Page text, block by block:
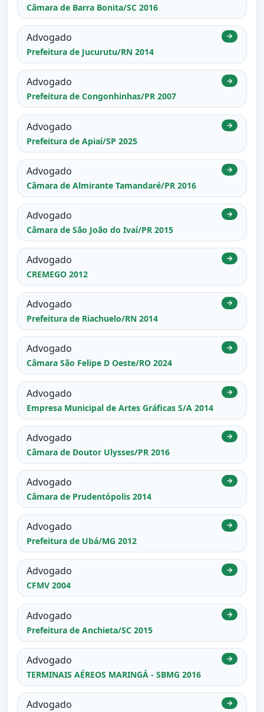
Câmara de Barra Bonita/SC 2016
Advogado
Prefeitura de Jucurutu/RN 2014
→
Advogado
Prefeitura de Congonhinhas/PR 2007
→
Advogado
Prefeitura de Apiaí/SP 2025
→
Advogado
Câmara de Almirante Tamandaré/PR 2016
→
Advogado
Câmara de São João do Ivaí/PR 2015
→
Advogado
CREMEGO 2012
→
Advogado
Prefeitura de Riachuelo/RN 2014
→
Advogado
Câmara São Felipe D Oeste/RO 2024
→
Advogado
Empresa Municipal de Artes Gráficas S/A 2014
→
Advogado
Câmara de Doutor Ulysses/PR 2016
→
Advogado
Câmara de Prudentópolis 2014
→
Advogado
Prefeitura de Ubá/MG 2012
→
Advogado
CFMV 2004
→
Advogado
Prefeitura de Anchieta/SC 2015
→
Advogado
TERMINAIS AÉREOS MARINGÁ - SBMG 2016
→
Advogado →